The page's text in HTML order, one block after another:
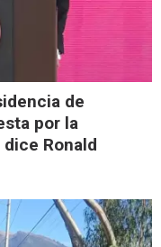
de
por la
Ronald